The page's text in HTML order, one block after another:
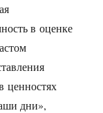
в оценке
ценностях
дни»,